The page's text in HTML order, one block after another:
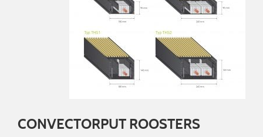
CONVECTORPUT ROOSTERS